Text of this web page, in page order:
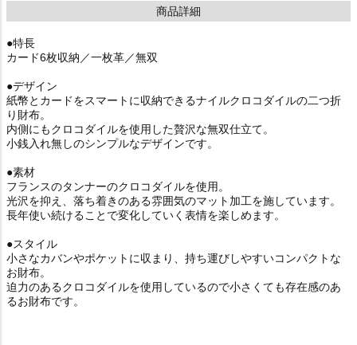
商品詳細
●特長
カード6枚収納／一枚革／無双
●デザイン
紙幣とカードをスマートに収納できるナイルクロコダイルの二つ折
り財布。
内側にもクロコダイルを使用した贅沢な無双仕立て。
小銭入れ無しのシンプルなデザインです。
●素材
フランスのタンナーのクロコダイルを使用。
光沢を抑え、落ち着きのある雰囲気のマット加工を施しています。
長年使い続けることで変化していく表情を楽しめます。
●スタイル
小さなカバンやポケットに収まり、持ち運びしやすいコンパクトな
お財布。
迫力のあるクロコダイルを使用しているので小さくても存在感のあ
るお財布です。